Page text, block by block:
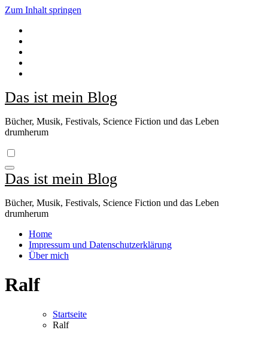
Zum Inhalt springen
Das ist mein Blog
Bücher, Musik, Festivals, Science Fiction und das Leben
drumherum
Das ist mein Blog
Bücher, Musik, Festivals, Science Fiction und das Leben
drumherum
Home
Impressum und Datenschutzerklärung
Über mich
Ralf
Startseite
Ralf